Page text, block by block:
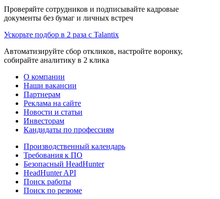
Проверяйте сотрудников и подписывайте кадровые
документы без бумаг и личных встреч
Ускорьте подбор в 2 раза с Talantix
Автоматизируйте сбор откликов, настройте воронку,
собирайте аналитику в 2 клика
О компании
Наши вакансии
Партнерам
Реклама на сайте
Новости и статьи
Инвесторам
Кандидаты по профессиям
Производственный календарь
Требования к ПО
Безопасный HeadHunter
HeadHunter API
Поиск работы
Поиск по резюме